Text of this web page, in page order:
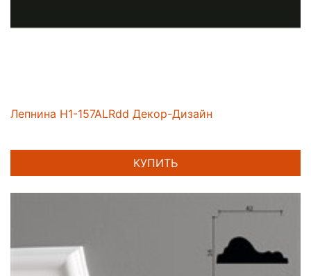
Лепнина H1-157ALRdd Декор-Дизайн
КУПИТЬ